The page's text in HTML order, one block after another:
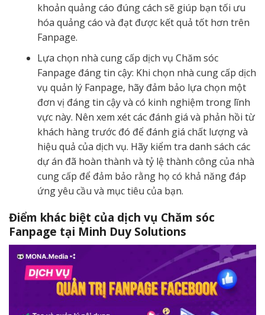
khoản quảng cáo đúng cách sẽ giúp bạn tối ưu
hóa quảng cáo và đạt được kết quả tốt hơn trên
Fanpage.
Lựa chọn nhà cung cấp dịch vụ Chăm sóc
Fanpage đáng tin cậy: Khi chọn nhà cung cấp dịch
vụ quản lý Fanpage, hãy đảm bảo lựa chọn một
đơn vị đáng tin cậy và có kinh nghiệm trong lĩnh
vực này. Nên xem xét các đánh giá và phản hồi từ
khách hàng trước đó để đánh giá chất lượng và
hiệu quả của dịch vụ. Hãy kiểm tra danh sách các
dự án đã hoàn thành và tỷ lệ thành công của nhà
cung cấp để đảm bảo rằng họ có khả năng đáp
ứng yêu cầu và mục tiêu của bạn.
Điểm khác biệt của dịch vụ Chăm sóc
Fanpage tại Minh Duy Solutions